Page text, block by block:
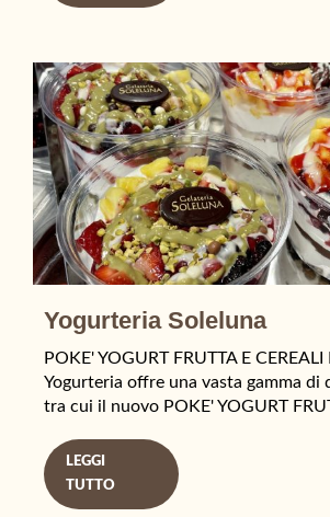
Yogurteria Soleluna
POKE' YOGURT FRUTTA E CEREALI
Yogurteria offre una vasta gamma di
tra cui il nuovo POKE' YOGURT
LEGGI
TUTTO